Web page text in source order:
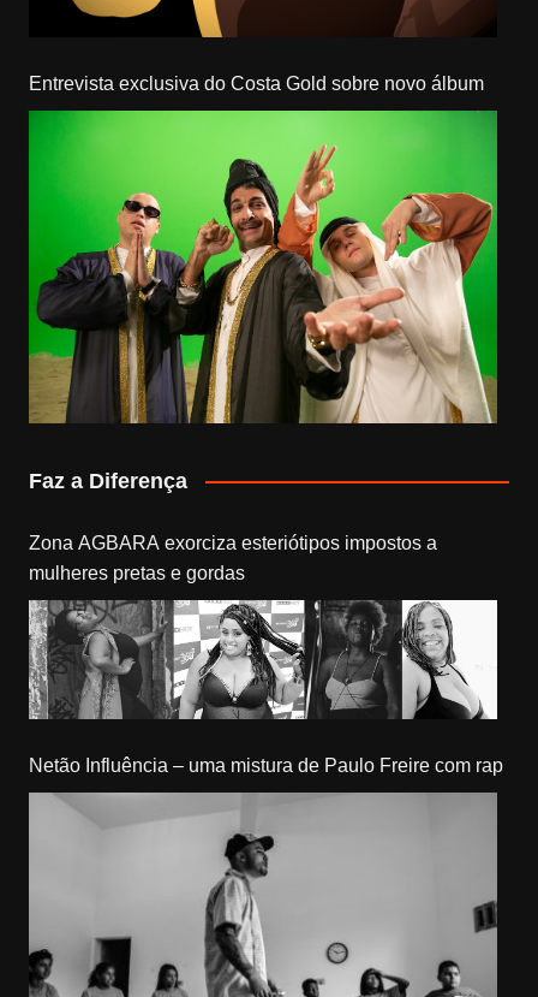
Entrevista exclusiva do Costa Gold sobre novo álbum
Faz a Diferença
Zona AGBARA exorciza esteriótipos impostos a
mulheres pretas e gordas
Netão Influência – uma mistura de Paulo Freire com rap